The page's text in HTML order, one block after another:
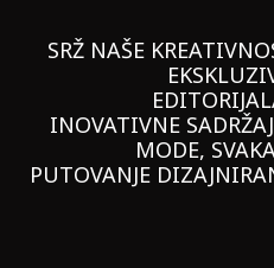
SRŽ NAŠE
INOVATIVNE
MODE,
PUTOVANJE